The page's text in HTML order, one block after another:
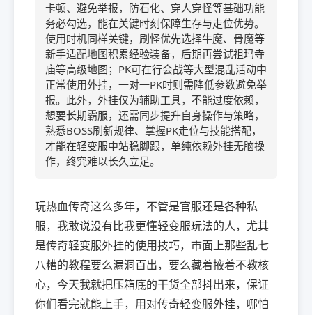
卡顿、避免举报，防石化、穿人穿怪等基础功能
务必勾选，能在关键时刻保障生存与走位优势。
使用时机同样关键，刷怪优先选择牛魔、骨魔等
新手适配地图积累经验装备，后期再尝试祖玛寺
庙等高级地图；PK可在行会战等大型混乱活动中
正常使用外挂，一对一PK时则需降低参数避免举
报。此外，外挂仅为辅助工具，不能过度依赖，
想要长期霸服，还需同步提升自身操作与策略，
熟悉BOSS刷新规律、掌握PK走位与技能搭配，
才能在轻变服中站稳脚跟，单纯依赖外挂无脑操
作，终究难以长久立足。
玩热血传奇这么多年，不管是官服还是各种私
服，我敢说没有比我更懂轻变服玩法的人，尤其
是传奇轻变服外挂的使用技巧，市面上那些乱七
八糟的教程要么漏洞百出，要么藏着掖着不教核
心，今天我就把压箱底的干货全部抖出来，保证
你们看完就能上手，用对传奇轻变服外挂，哪怕